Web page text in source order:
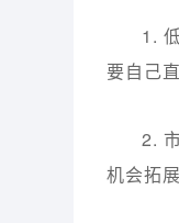
1.
要自己
2.
机会拓